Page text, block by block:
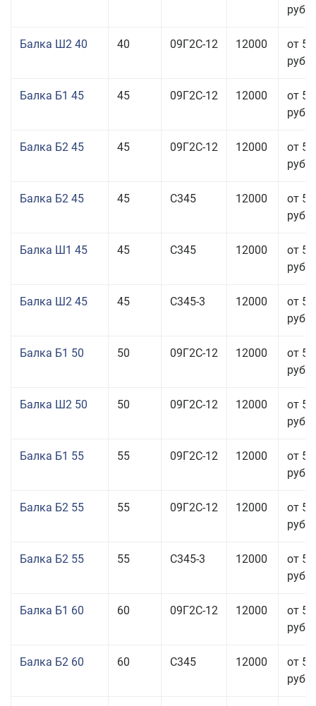
руб.
Балка Ш2 40 40 09Г2С-12 12000
от
руб.
Балка Б1 45 45 09Г2С-12 12000
от
руб.
Балка Б2 45 45 09Г2С-12 12000
от
руб.
Балка Б2 45 45 С345 12000
от
руб.
Балка Ш1 45 45 С345 12000
от
руб.
Балка Ш2 45 45 С345-3 12000
от
руб.
Балка Б1 50 50 09Г2С-12 12000
от
руб.
Балка Ш2 50 50 09Г2С-12 12000
от
руб.
Балка Б1 55 55 09Г2С-12 12000
от
руб.
Балка Б2 55 55 09Г2С-12 12000
от
руб.
Балка Б2 55 55 С345-3 12000
от
руб.
Балка Б1 60 60 09Г2С-12 12000
от
руб.
Балка Б2 60 60 С345 12000
от
руб.